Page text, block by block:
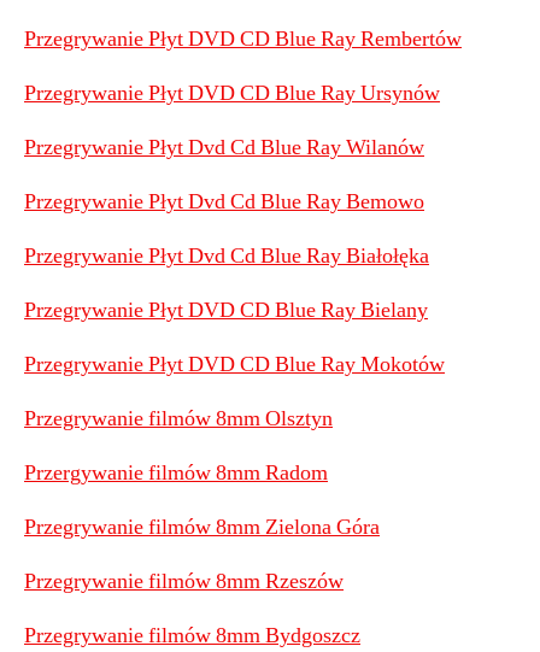
Przegrywanie Płyt DVD CD Blue Ray Rembertów
Przegrywanie Płyt DVD CD Blue Ray Ursynów
Przegrywanie Płyt Dvd Cd Blue Ray Wilanów
Przegrywanie Płyt Dvd Cd Blue Ray Bemowo
Przegrywanie Płyt Dvd Cd Blue Ray Białołęka
Przegrywanie Płyt DVD CD Blue Ray Bielany
Przegrywanie Płyt DVD CD Blue Ray Mokotów
Przegrywanie filmów 8mm Olsztyn
Przergywanie filmów 8mm Radom
Przegrywanie filmów 8mm Zielona Góra
Przegrywanie filmów 8mm Rzeszów
Przegrywanie filmów 8mm Bydgoszcz